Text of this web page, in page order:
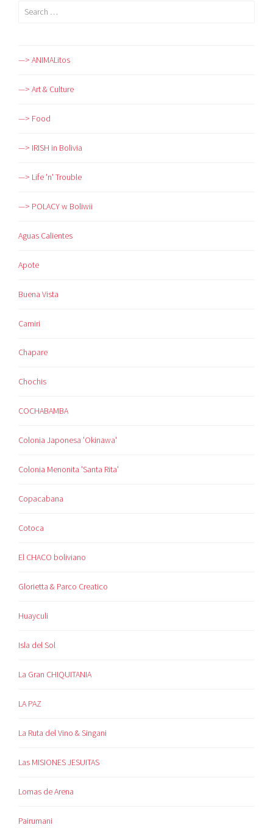
Search
—> ANIMALitos
—> Art & Culture
—> Food
—> IRISH in Bolivia
—> Life 'n' Trouble
—> POLACY w Boliwii
Aguas Calientes
Apote
Buena Vista
Camiri
Chapare
Chochis
COCHABAMBA
Colonia Japonesa 'Okinawa'
Colonia Menonita 'Santa Rita'
Copacabana
Cotoca
El CHACO boliviano
Glorietta & Parco Creatico
Huayculi
Isla del Sol
La Gran CHIQUITANIA
LA PAZ
La Ruta del Vino & Singani
Las MISIONES JESUITAS
Lomas de Arena
Pairumani